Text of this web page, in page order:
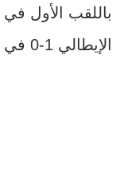
باللقب الأول
الإيطالي 1-0 في إسطنبول، محققاً ثلاثية تاريخية.